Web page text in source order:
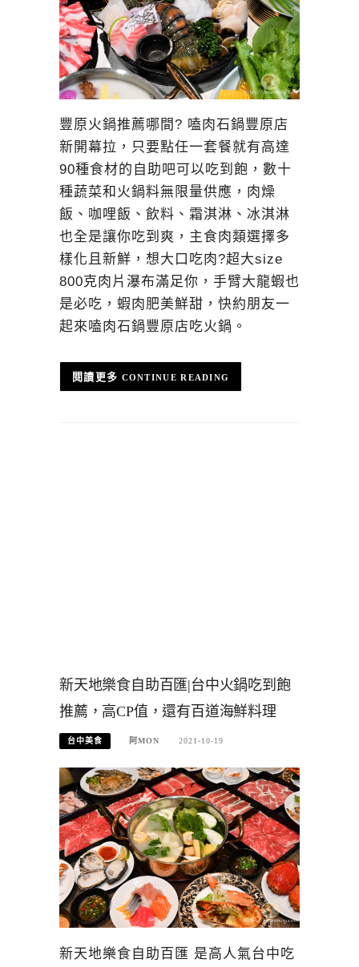
豐原火鍋推薦哪間? 嗑肉石鍋豐原店
新開幕拉，只要點任一套餐就有高達
90種食材的自助吧可以吃到飽，數十
種蔬菜和火鍋料無限量供應，肉燥
飯、咖哩飯、飲料、霜淇淋、冰淇淋
也全是讓你吃到爽，主食肉類選擇多
樣化且新鮮，想大口吃肉?超大size
800克肉片瀑布滿足你，手臂大龍蝦也
是必吃，蝦肉肥美鮮甜，快約朋友一
起來嗑肉石鍋豐原店吃火鍋。
CONTINUE READING
新天地樂食自助百匯|台中火鍋吃到飽
推薦，高CP值，還有百道海鮮料理
台中美食 阿MON 2021-10-19
新天地樂食自助百匯 是高人氣台中吃